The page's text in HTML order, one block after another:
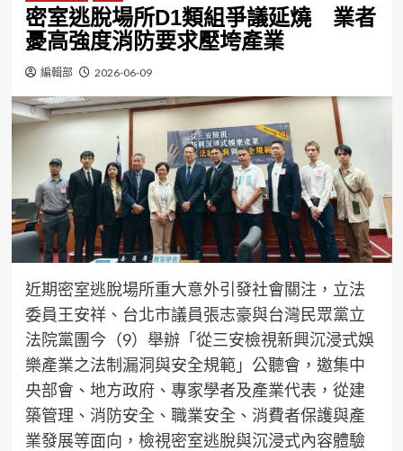
密室逃脫場所D1類組爭議延燒 業者
憂高強度消防要求壓垮產業
編輯部 2026-06-09
近期密室逃脫場所重大意外引發社會關注，立法
委員王安祥、台北市議員張志豪與台灣民眾黨立
法院黨團今（9）舉辦「從三安檢視新興沉浸式娛
樂產業之法制漏洞與安全規範」公聽會，邀集中
央部會、地方政府、專家學者及產業代表，從建
築管理、消防安全、職業安全、消費者保護與產
業發展等面向，檢視密室逃脫與沉浸式內容體驗